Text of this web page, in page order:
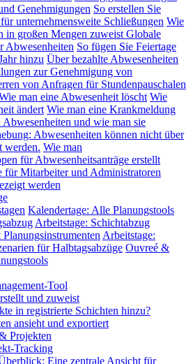
Genehmigungen So erstellen Sie
unternehmensweite Schließungen Wie
in großen Mengen zuweist Globale
Abwesenheiten So fügen Sie Feiertage
hinzu Über bezahlte Abwesenheiten
zur Genehmigung von
von Anfragen für Stundenpauschalen
man eine Abwesenheit löscht Wie
ändert Wie man eine Krankmeldung
und wie man sie
Abwesenheiten können nicht über
werden. Wie man
für Abwesenheitsanträge erstellt
für Mitarbeiter und Administratoren
werden
Kalendertage: Alle Planungstools
Arbeitstage: Schichtabzug
Arbeitstage:
für Halbtagsabzüge Ouvreé &
Tool
und zuweist
in registrierte Schichten hinzu?
ansieht und exportiert
Projekten
Tracking
Eine zentrale Ansicht für